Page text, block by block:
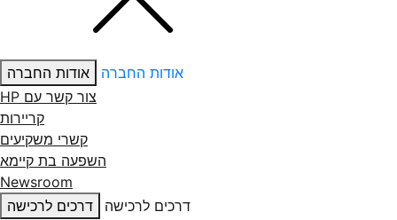
אודות החברה
אודות החברה
צור קשר עם ‏HP
קריירות
קשרי משקיעים
השפעה בת קיימא
Newsroom
דרכים לרכישה
דרכים לרכישה